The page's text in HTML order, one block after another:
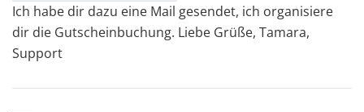
Ich habe dir dazu eine Mail gesendet, ich organisiere
dir die Gutscheinbuchung. Liebe Grüße, Tamara,
Support